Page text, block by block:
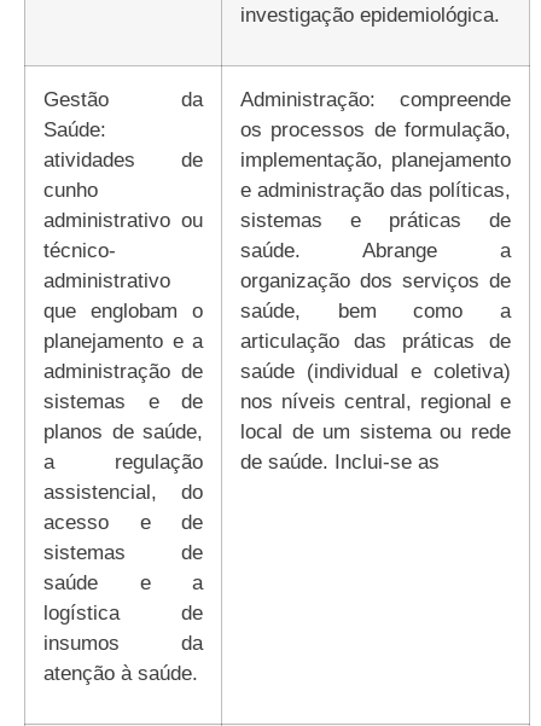
investigação epidemiológica.
Gestão da
Saúde:
atividades de
cunho
administrativo ou
técnico-
administrativo
que englobam o
planejamento e a
administração de
sistemas e de
planos de saúde,
a regulação
assistencial, do
acesso e de
sistemas de
saúde e a
logística de
insumos da
atenção à saúde.
Administração: compreende
os processos de formulação,
implementação, planejamento
e administração das políticas,
sistemas e práticas de
saúde. Abrange a
organização dos serviços de
saúde, bem como a
articulação das práticas de
saúde (individual e coletiva)
nos níveis central, regional e
local de um sistema ou rede
de saúde. Inclui-se as